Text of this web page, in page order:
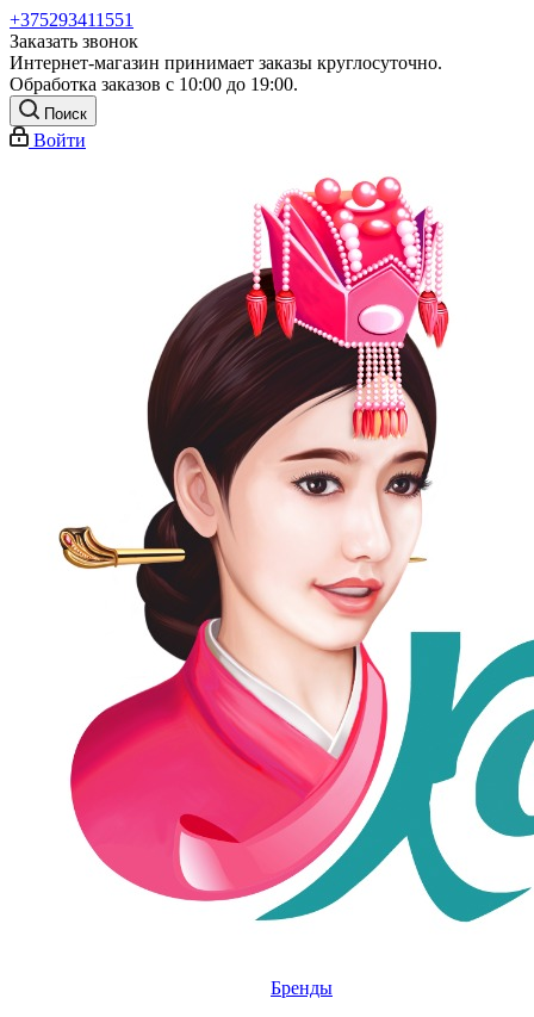
+375293411551
Заказать звонок
Интернет-магазин принимает заказы круглосуточно.
Обработка заказов с 10:00 до 19:00.
Поиск
Войти
Бренды